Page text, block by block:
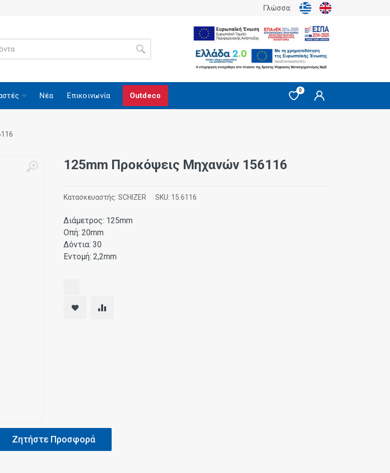
Γλώσσα:
Νέα Επικοινωνία Outdeco
0
125mm Προκόψεις Μηχανών 156116
Κατασκευαστής: SCHIZER SKU: 15.6116
Διάμετρος: 125mm
Οπή: 20mm
Δόντια: 30
Εντομή: 2,2mm
Ζητήστε Προσφορά